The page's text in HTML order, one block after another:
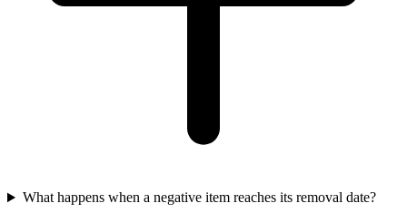
What happens when a negative item reaches its removal date?